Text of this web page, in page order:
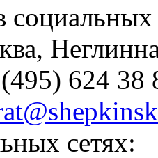
социальных
624 38
сетях: